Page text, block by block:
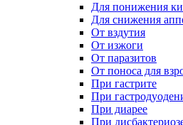
Для понижения
Для снижения
От вздутия
От изжоги
От паразитов
От поноса для
При гастрите
При
При диарее
При